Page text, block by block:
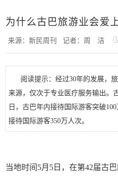
为什么古巴旅游业会爱
来源：新民周刊记者：周 洁
阅读提示：经过30年的发展，
来源，仅次于专业医疗服务输出。
日，古巴年内接待国际游客突破
接待国际游客350万人次。
当地时间5月5日，在第42届古